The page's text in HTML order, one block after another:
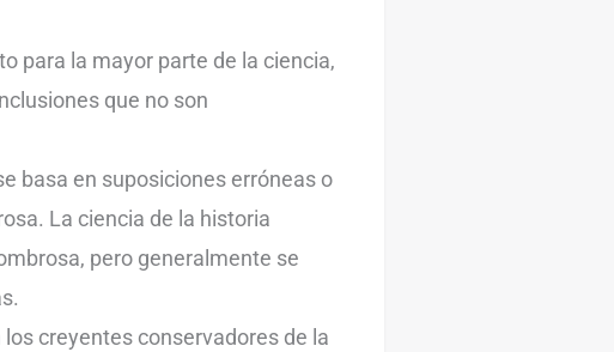
para la mayor parte de la ciencia,
que no son
basa en suposiciones erróneas o
La ciencia de la historia
pero generalmente se
creyentes conservadores de la